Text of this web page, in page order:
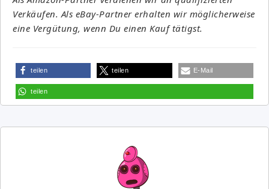
Verkäufen. Als eBay-Partner erhalten wir möglicherweise
eine Vergütung, wenn Du einen Kauf tätigst.
teilen teilen E-Mail
teilen